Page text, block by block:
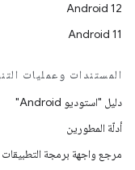
Android 12
Android 11
المستندات وعمليات
دليل "استوديو Android"
أدلّة المطورين
مرجع واجهة برمجة التطبيقات